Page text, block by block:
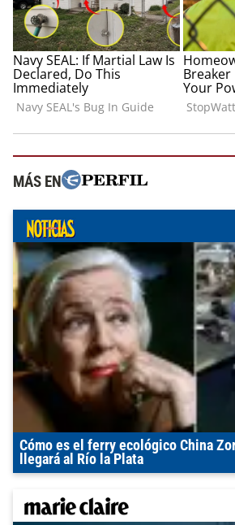
MÁS EN
Cómo es el ferry ecológico China
llegará al Río la Plata